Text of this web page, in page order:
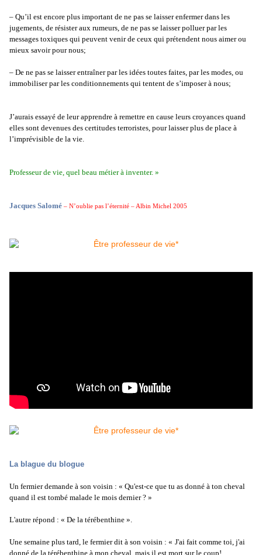
– Qu’il est encore plus important de ne pas se laisser enfermer dans les
jugements, de résister aux rumeurs, de ne pas se laisser polluer par les
messages toxiques qui peuvent venir de ceux qui prétendent nous aimer ou
mieux savoir pour nous;
– De ne pas se laisser entraîner par les idées toutes faites, par les modes, ou
immobiliser par les conditionnements qui tentent de s’imposer à nous;
J’aurais essayé de leur apprendre à remettre en cause leurs croyances quand
elles sont devenues des certitudes terroristes, pour laisser plus de place à
l’imprévisible de la vie.
Professeur de vie, quel beau métier à inventer. »
Jacques Salomé – N’oublie pas l’éternité – Albin Michel 2005
La blague du blogue
Un fermier demande à son voisin : « Qu'est-ce que tu as donné à ton cheval
quand il est tombé malade le mois dernier ? »
L'autre répond : « De la térébenthine ».
Une semaine plus tard, le fermier dit à son voisin : « J'ai fait comme toi, j'ai
donné de la térébenthine à mon cheval, mais il est mort sur le coup!